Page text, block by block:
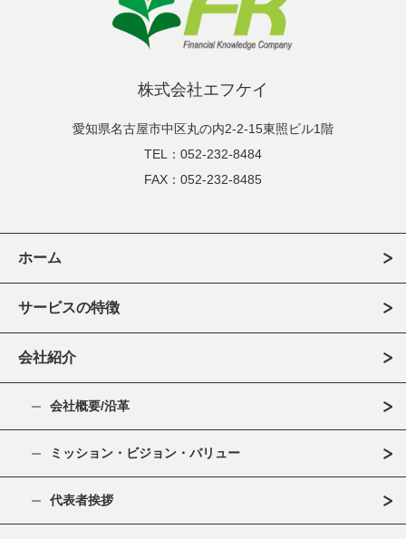
株式会社エフケイ
愛知県名古屋市中区丸の内2-2-15東照ビル1階
TEL：052-232-8484
FAX：052-232-8485
ホーム
サービスの特徴
会社紹介
会社概要/沿革
ミッション・ビジョン・バリュー
代表者挨拶